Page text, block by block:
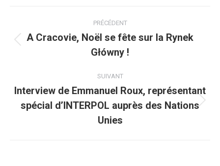
article
PRÉCÉDENT
précédent
A Cracovie, Noël se fête sur la Rynek
Główny !
SUIVANT
Article
suivant
Interview de Emmanuel Roux, représentant
spécial d’INTERPOL auprès des Nations
Unies